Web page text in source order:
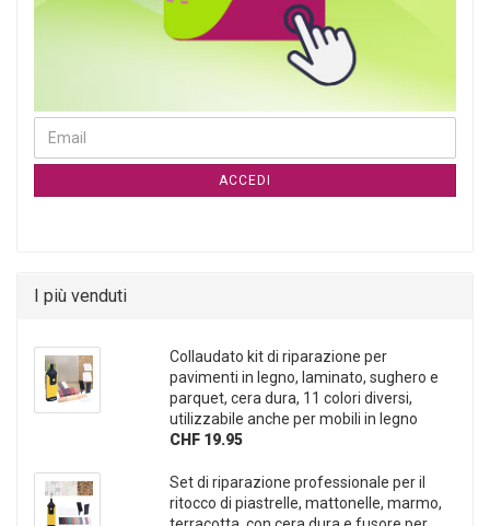
ACCEDI
I più venduti
Collaudato kit di riparazione per
pavimenti in legno, laminato, sughero e
parquet, cera dura, 11 colori diversi,
utilizzabile anche per mobili in legno
CHF 19.95
Set di riparazione professionale per il
ritocco di piastrelle, mattonelle, marmo,